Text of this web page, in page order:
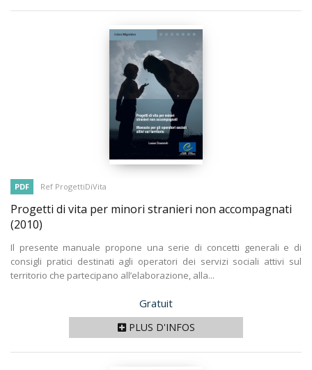
PDF Ref ProgettiDiVita
Progetti di vita per minori stranieri non accompagnati
(2010)
Il presente manuale propone una serie di concetti generali e di
consigli pratici destinati agli operatori dei servizi sociali attivi sul
territorio che partecipano all’elaborazione, alla...
Prix
Gratuit
PLUS D'INFOS